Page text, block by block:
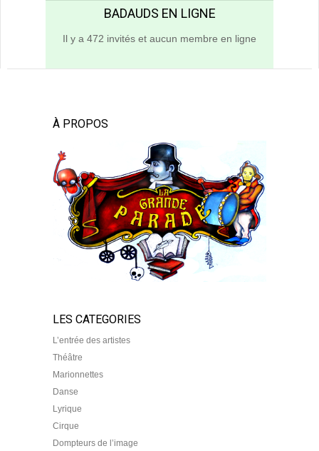
BADAUDS EN LIGNE
Il y a 472 invités et aucun membre en ligne
À PROPOS
LES CATEGORIES
L’entrée des artistes
Théâtre
Marionnettes
Danse
Lyrique
Cirque
Dompteurs de l’image